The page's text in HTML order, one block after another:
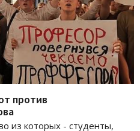
против
из которых - студенты,